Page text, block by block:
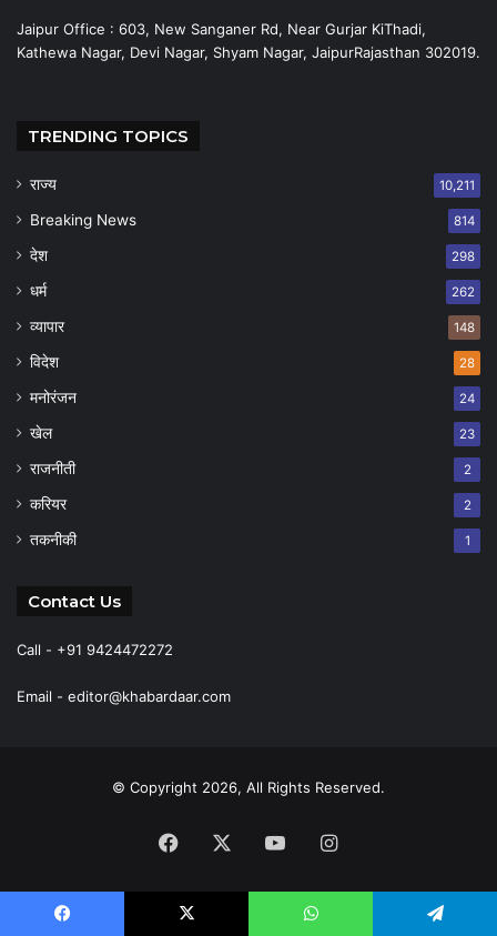
Jaipur Office : 603, New Sanganer Rd, Near Gurjar KiThadi,
Kathewa Nagar, Devi Nagar, Shyam Nagar, JaipurRajasthan 302019.
TRENDING TOPICS
राज्य 10,211
Breaking News 814
देश 298
धर्म 262
व्यापार 148
विदेश 28
मनोरंजन 24
खेल 23
राजनीती 2
करियर 2
तकनीकी 1
Contact Us
Call - +91 9424472272
Email - editor@khabardaar.com
© Copyright 2026, All Rights Reserved.
Facebook YouTubeInstagram